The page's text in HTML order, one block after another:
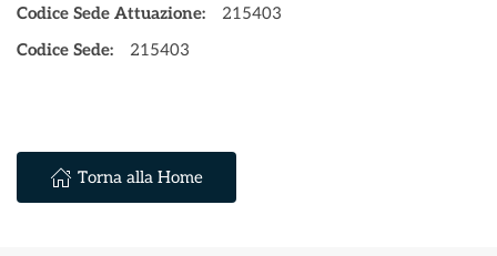
Codice Sede Attuazione:
215403
Codice Sede:
215403
Torna alla Home